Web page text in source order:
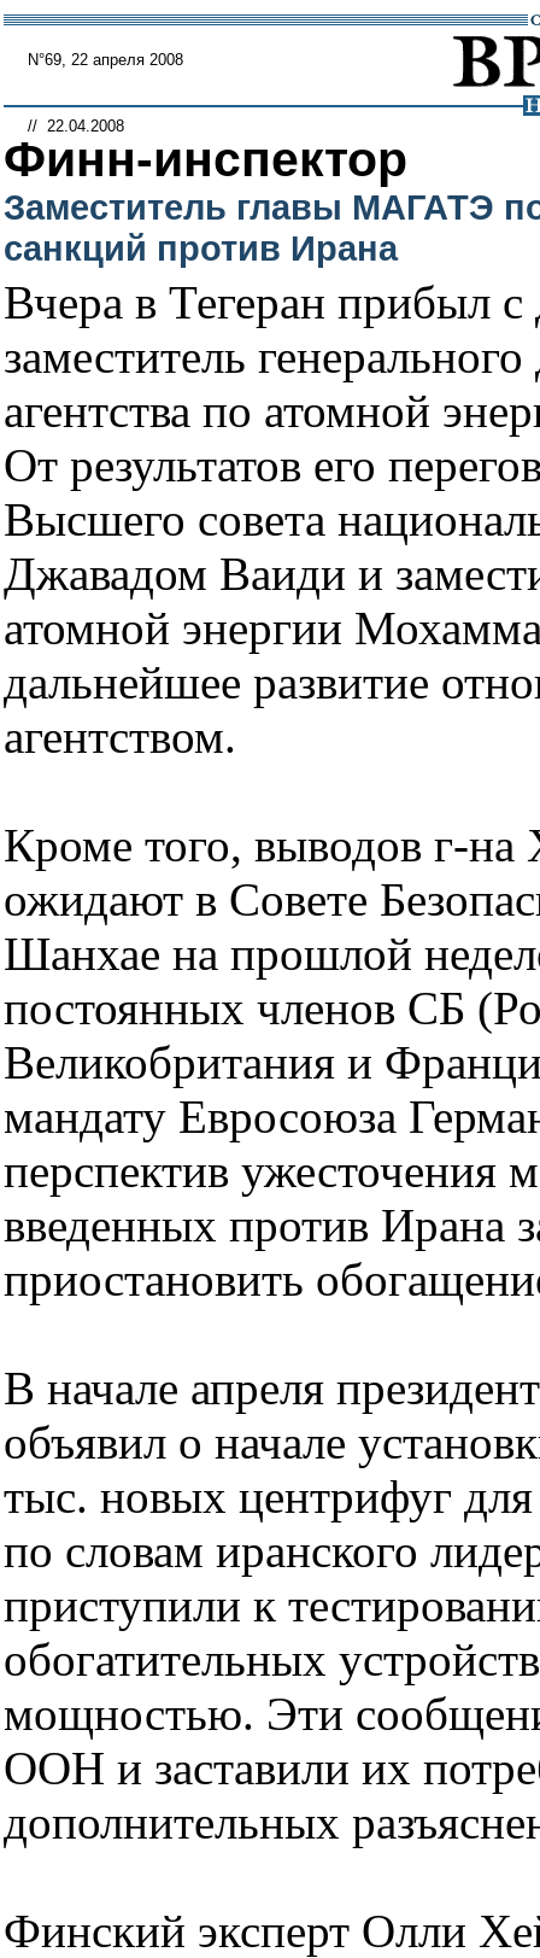
N°69, 22 апреля 2008
// 22.04.2008
Финн-инспектор
Заместитель главы МАГАТЭ
санкций против Ирана
Вчера в Тегеран прибыл
заместитель
агентства по атомной
От результатов его
Высшего совета
Джавадом Ваиди и
атомной энергии
дальнейшее развитие
агентством.
Кроме того, выводов г-на
ожидают в Совете
Шанхае на прошлой
постоянных членов СБ
Великобритания и
мандату Евросоюза
перспектив ужесточения
введенных против Ирана
приостановить
В начале апреля
объявил о начале
тыс. новых центрифуг
по словам иранского
приступили к
обогатительных
мощностью. Эти
ООН и заставили их
дополнительных
Финский эксперт Олли